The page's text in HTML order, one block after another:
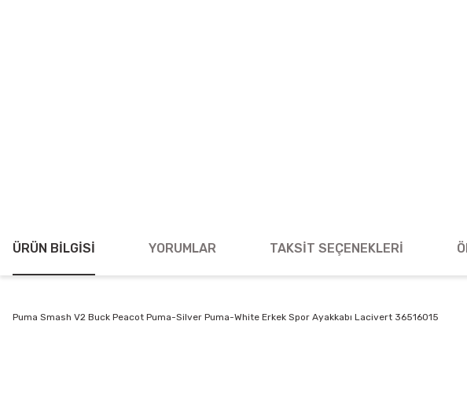
ÜRÜN BILGISI YORUMLAR TAKSIT SEÇENEKLERI
Puma Smash V2 Buck Peacot Puma-Silver Puma-White Erkek Spor Ayakkabı Lacivert 36516015